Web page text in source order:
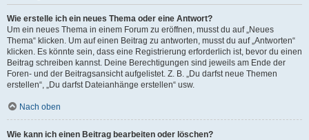
Wie erstelle ich ein neues Thema oder eine Antwort?
Um ein neues Thema in einem Forum zu eröffnen, musst du auf „Neues
Thema“ klicken. Um auf einen Beitrag zu antworten, musst du auf „Antworten“
klicken. Es könnte sein, dass eine Registrierung erforderlich ist, bevor du einen
Beitrag schreiben kannst. Deine Berechtigungen sind jeweils am Ende der
Foren- und der Beitragsansicht aufgelistet. Z. B. „Du darfst neue Themen
erstellen“, „Du darfst Dateianhänge erstellen“ usw.
Nach oben
Wie kann ich einen Beitrag bearbeiten oder löschen?